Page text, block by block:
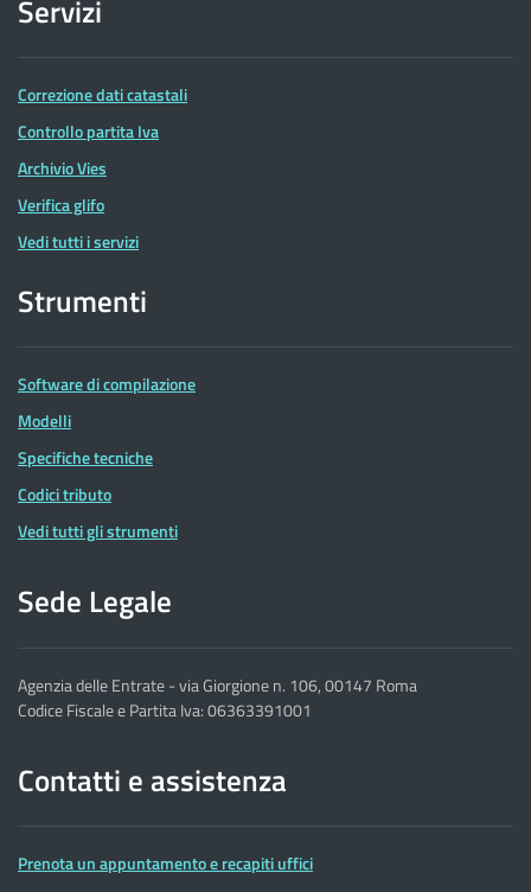
Servizi
Correzione dati catastali
Controllo partita Iva
Archivio Vies
Verifica glifo
Vedi tutti i servizi
Strumenti
Software di compilazione
Modelli
Specifiche tecniche
Codici tributo
Vedi tutti gli strumenti
Sede Legale
Agenzia delle Entrate - via Giorgione n. 106, 00147 Roma
Codice Fiscale e Partita Iva: 06363391001
Contatti e assistenza
Prenota un appuntamento e recapiti uffici